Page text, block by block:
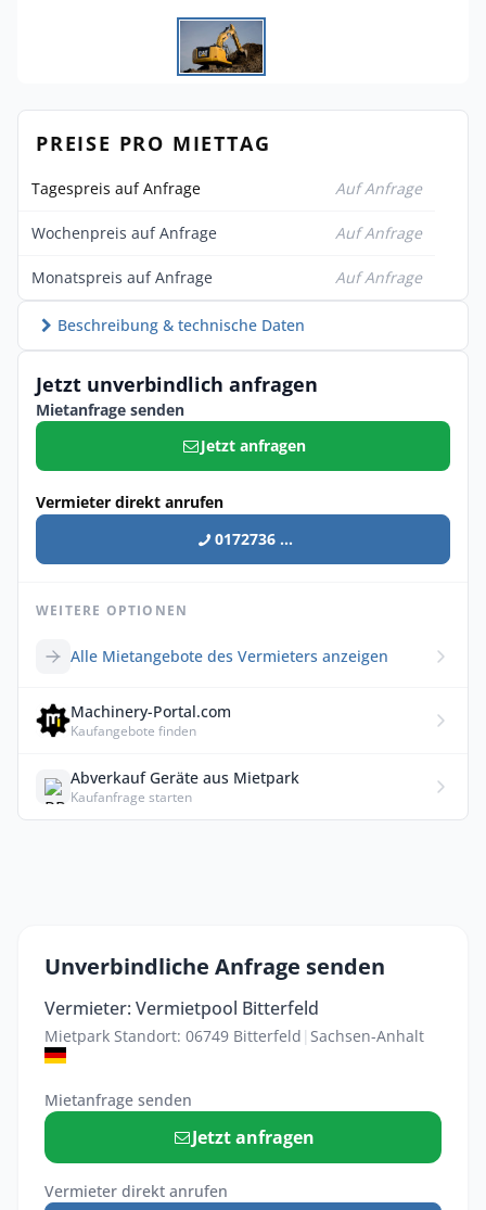
PREISE PRO MIETTAG
Tagespreis auf Anfrage Auf Anfrage
Wochenpreis auf Anfrage Auf Anfrage
Monatspreis auf Anfrage Auf Anfrage
Beschreibung & technische Daten
Jetzt unverbindlich anfragen
Mietanfrage senden
Jetzt anfragen
Vermieter direkt anrufen
0172736 ...
WEITERE OPTIONEN
Alle Mietangebote des Vermieters anzeigen
Machinery-Portal.com
Kaufangebote finden
Abverkauf Geräte aus Mietpark
Kaufanfrage starten
Unverbindliche Anfrage senden
Vermieter: Vermietpool Bitterfeld
Mietpark Standort: 06749 Bitterfeld | Sachsen-Anhalt
Mietanfrage senden
Jetzt anfragen
Vermieter direkt anrufen